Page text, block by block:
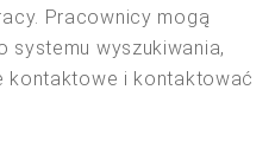
Pracownicy mogą
systemu wyszukiwania,
kontaktowe i kontaktować